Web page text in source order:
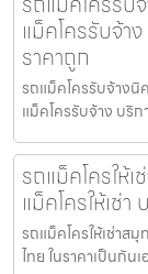
แม็คโครรับจ้า
ราคาถูก
รถแม็คโครรับจ้างนิ
แม็คโครรับจ้าง บริ
รถแม็คโครให้
แม็คโครให้เช่
รถแม็คโครให้เช่าส
ไทย ในราคาเป็นกั